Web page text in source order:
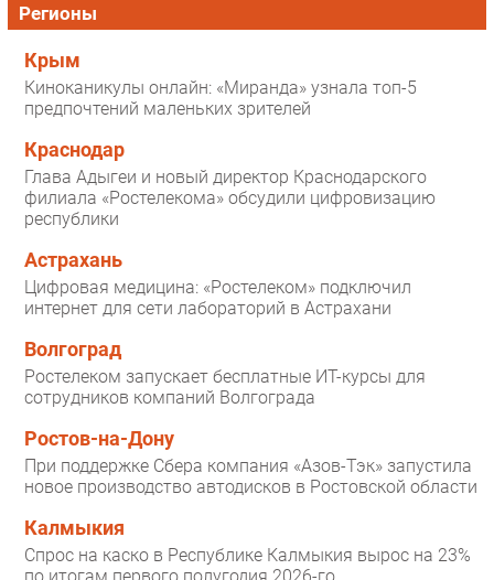
Регионы
Крым
Киноканикулы онлайн: «Миранда» узнала топ-5
предпочтений маленьких зрителей
Краснодар
Глава Адыгеи и новый директор Краснодарского
филиала «Ростелекома» обсудили цифровизацию
республики
Астрахань
Цифровая медицина: «Ростелеком» подключил
интернет для сети лабораторий в Астрахани
Волгоград
Ростелеком запускает бесплатные ИТ-курсы для
сотрудников компаний Волгограда
Ростов-на-Дону
При поддержке Сбера компания «Азов-Тэк» запустила
новое производство автодисков в Ростовской области
Калмыкия
Спрос на каско в Республике Калмыкия вырос на 23%
по итогам первого полугодия 2026-го